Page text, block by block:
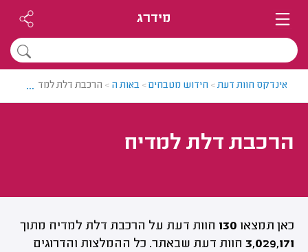
מידרג
אינדקס חוות דעת> חידוש מטבחים> באות ה > הרכבת דלת למדיח...
הרכבת דלת למדיח
כאן תמצאו 130 חוות דעת על הרכבת דלת למדיח מתוך
3,029,171 חוות דעת שבאתר. כל ההמלצות והדרוגים